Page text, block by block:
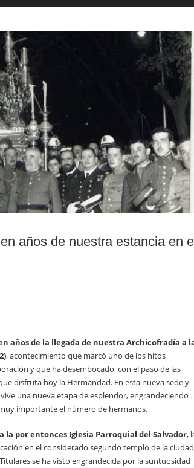
años de nuestra estancia en
años de la llegada de nuestra Archicofradía a
, acontecimiento que marcó uno de los hitos
y que ha desembocado, con el paso de las
disfruta hoy la Hermandad. En esta nueva sede y
una nueva etapa de esplendor, engrandeciendo
importante el número de hermanos.
la por entonces Iglesia Parroquial del Salvador,
en el considerado segundo templo de la
se ha visto engrandecida por la suntuosidad